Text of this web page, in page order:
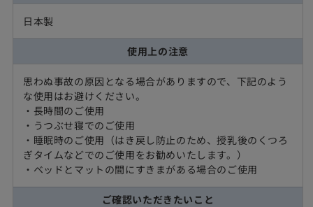
日本製
使用上の注意
思わぬ事故の原因となる場合がありますので、下記のよう
な使用はお避けください。
・長時間のご使用
・うつぶせ寝でのご使用
・睡眠時のご使用（はき戻し防止のため、授乳後のくつろ
ぎタイムなどでのご使用をお勧めいたします。）
・ベッドとマットの間にすきまがある場合のご使用
ご確認いただきたいこと